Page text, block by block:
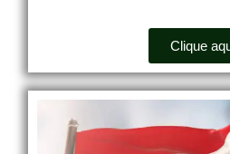
Clique